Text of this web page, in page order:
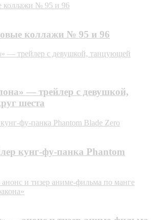
коллажи № 95 и 96
коллажи № 95 и 96
— трейлер с девушкой, танцующей
— трейлер с девушкой,
шеста
фу-панка Phantom Blade Zero
кунг-фу-панка Phantom
и тизер аниме-фильма по манге